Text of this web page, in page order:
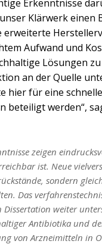
Erkenntnisse
Klärwerk einen
erweiterte
Aufwand und
Lösungen
an der Quelle
für eine
beteiligt werden“,
zeigen
ist. Neue
sondern
Das
weiter
Antibiotika und
von Arzneimitteln in